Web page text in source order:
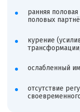
ранняя
половых
курение
ослабленный
отсутствие